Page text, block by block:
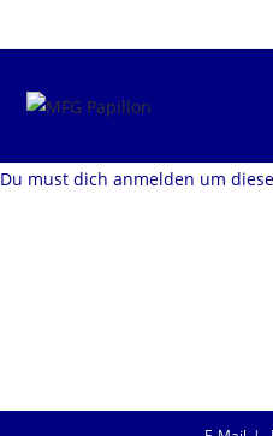
Inhalt
Du must dich anmelden um